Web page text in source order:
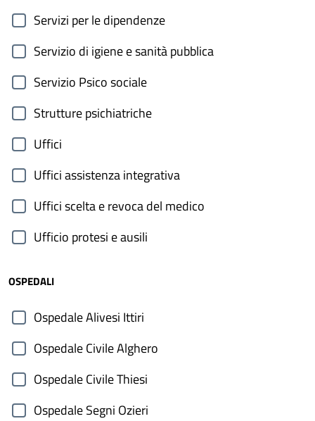
Servizi per le dipendenze
Servizio di igiene e sanità pubblica
Servizio Psico sociale
Strutture psichiatriche
Uffici
Uffici assistenza integrativa
Uffici scelta e revoca del medico
Ufficio protesi e ausili
OSPEDALI
Ospedale Alivesi Ittiri
Ospedale Civile Alghero
Ospedale Civile Thiesi
Ospedale Segni Ozieri